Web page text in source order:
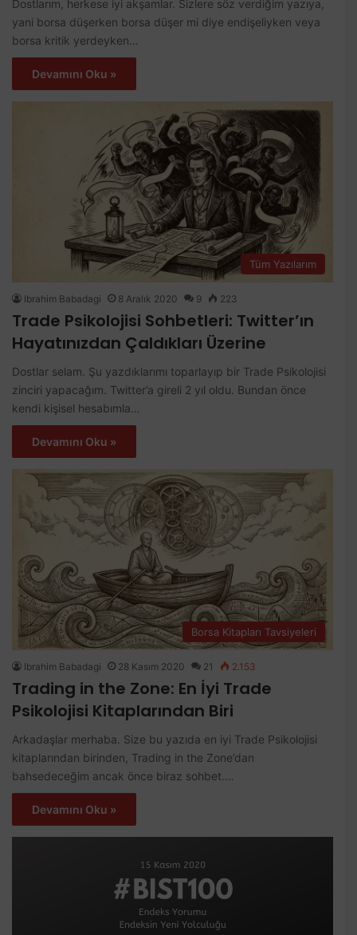
Dostlarım, herkese iyi akşamlar. Sizlere söz verdiğim yazıya,
yani borsa düşerken borsa düşer mi diye endişeliyken veya
borsa kritik yerdeyken…
Devamını Oku »
Tüm Yazılarım
Ibrahim Babadagi 8 Aralık 2020 9 223
Trade Psikolojisi Sohbetleri: Twitter’ın
Hayatınızdan Çaldıkları Üzerine
Dostlar selam. Şu yazdıklarımı toparlayıp bir Trade Psikolojisi
zinciri yapacağım. Twitter’a gireli 2 yıl oldu. Bundan önce
kendi kişisel hesabımla…
Devamını Oku »
Borsa Kitapları Tavsiyeleri
Ibrahim Babadagi 28 Kasım 2020 21 2.153
Trading in the Zone: En İyi Trade
Psikolojisi Kitaplarından Biri
Arkadaşlar merhaba. Size bu yazıda en iyi Trade Psikolojisi
kitaplarından birinden, Trading in the Zone’dan
bahsedeceğim ancak önce biraz sohbet.…
Devamını Oku »